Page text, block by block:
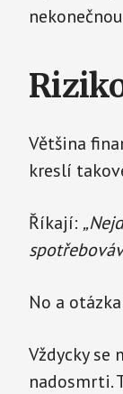
Většina
kreslí
Říkají:
No a
Vždycky
nadosmrti.